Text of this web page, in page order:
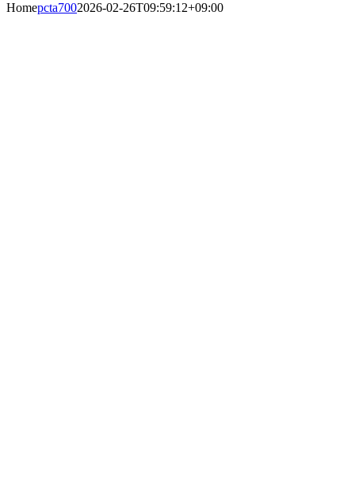
Homepcta7002026-02-26T09:59:12+09:00